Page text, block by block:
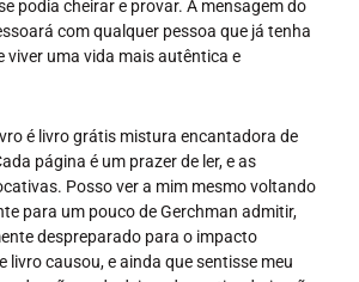
podia cheirar e provar. A mensagem do
com qualquer pessoa que já tenha
viver uma vida mais autêntica e
é livro grátis mistura encantadora de
página é um prazer de ler, e as
Posso ver a mim mesmo voltando
para um pouco de Gerchman admitir,
despreparado para o impacto
livro causou, e ainda que sentisse meu